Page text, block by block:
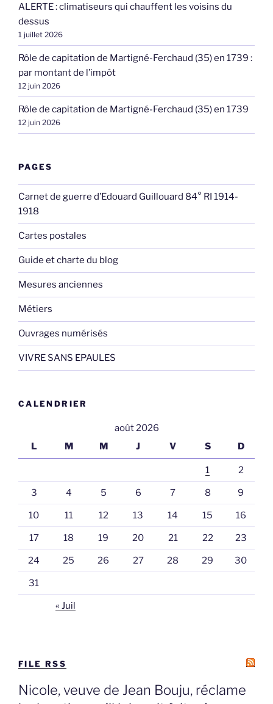
ALERTE : climatiseurs qui chauffent les voisins du
dessus
1 juillet 2026
Rôle de capitation de Martigné-Ferchaud (35) en 1739 :
par montant de l’impôt
12 juin 2026
Rôle de capitation de Martigné-Ferchaud (35) en 1739
12 juin 2026
PAGES
Carnet de guerre d’Edouard Guillouard 84° RI 1914-
1918
Cartes postales
Guide et charte du blog
Mesures anciennes
Métiers
Ouvrages numérisés
VIVRE SANS EPAULES
CALENDRIER
août 2026
L
M M J V S D
1 2
3 4 5 6 7 8 9
10 11 12 13 14 15 16
17 18 19 20 21 22 23
24 25 26 27 28 29 30
31
« Juil
FILE RSS
Nicole, veuve de Jean Bouju, réclame